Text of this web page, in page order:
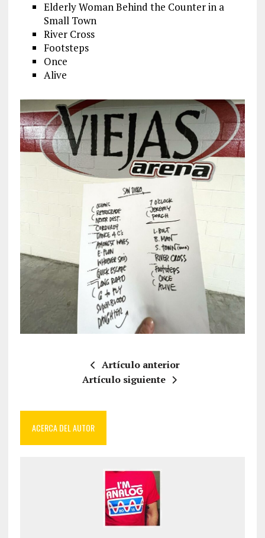
Elderly Woman Behind the Counter in a
Small Town
River Cross
Footsteps
Once
Alive
Artículo anterior
Artículo siguiente
ACERCA DEL AUTOR